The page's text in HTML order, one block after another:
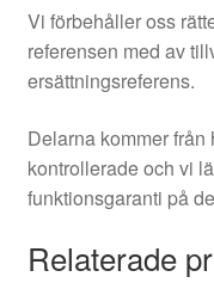
Vi förbehåller oss
referensen med av
ersättningsreferens.
Delarna kommer
kontrollerade och vi
funktionsgaranti på
Relaterade